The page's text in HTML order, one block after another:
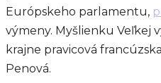
Európskeho parlamentu,
výmeny. Myšlienku Veľkej
krajne pravicová
Penová.